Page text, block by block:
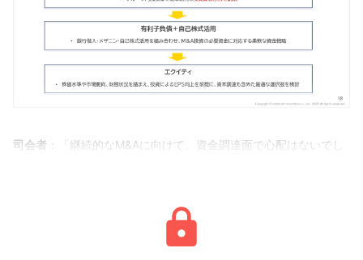
司会者 ：「継続的なM&Aに向けて、資金調達面で心配はないでし